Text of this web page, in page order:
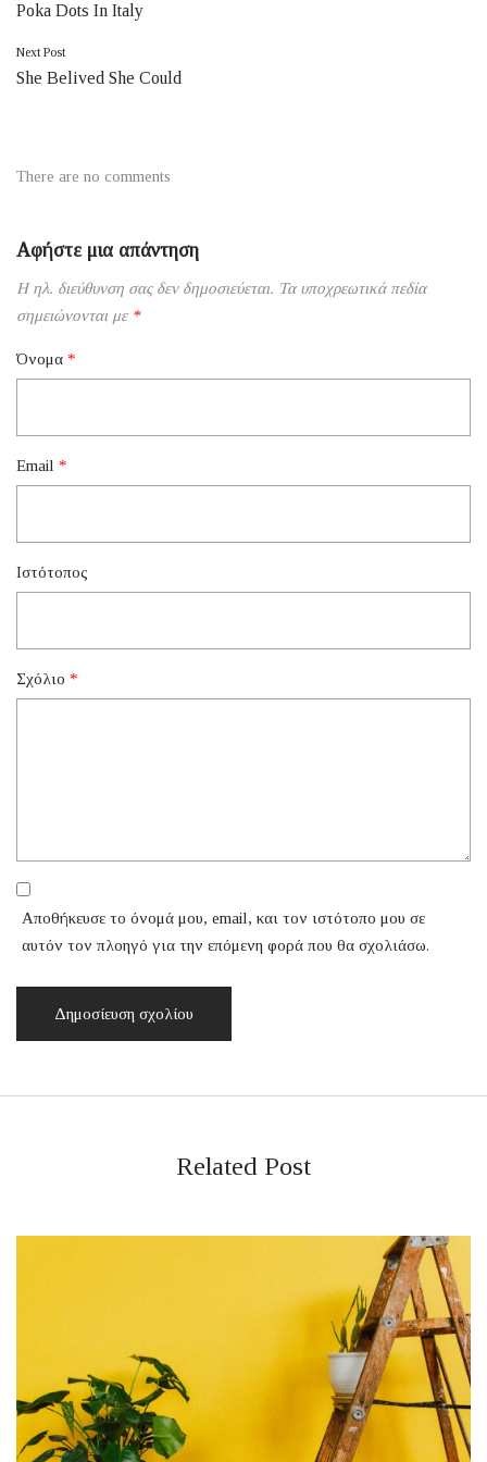
άρθρων
Poka Dots In Italy
Next Post
She Belived She Could
There are no comments
Αφήστε μια απάντηση
Η ηλ. διεύθυνση σας δεν δημοσιεύεται. Τα υποχρεωτικά πεδία
σημειώνονται με *
Όνομα *
Email *
Ιστότοπος
Σχόλιο *
Αποθήκευσε το όνομά μου, email, και τον ιστότοπο μου σε
αυτόν τον πλοηγό για την επόμενη φορά που θα σχολιάσω.
Related Post